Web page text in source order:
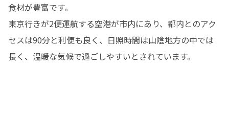
食材が豊富です。
東京行きが2便運航する空港が市内にあり、都内とのアク
セスは90分と利便も良く、日照時間は山陰地方の中では
長く、温暖な気候で過ごしやすいとされています。